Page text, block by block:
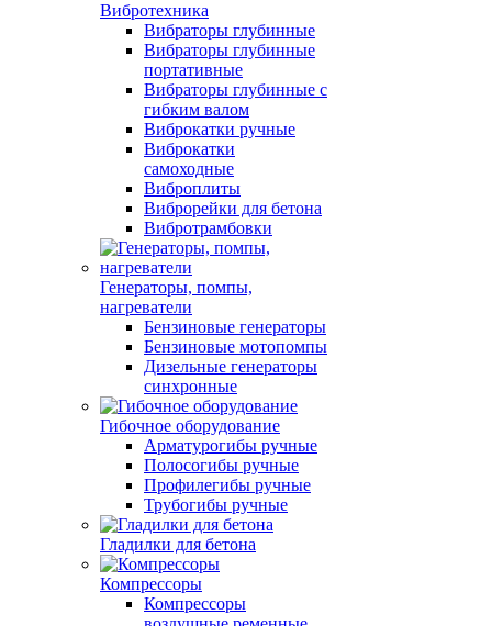
Вибротехника
Вибраторы глубинные
Вибраторы глубинные
портативные
Вибраторы глубинные с
гибким валом
Виброкатки ручные
Виброкатки
самоходные
Виброплиты
Виброрейки для бетона
Вибротрамбовки
Генераторы, помпы,
нагреватели
Бензиновые генераторы
Бензиновые мотопомпы
Дизельные генераторы
синхронные
Гибочное оборудование
Арматурогибы ручные
Полосогибы ручные
Профилегибы ручные
Трубогибы ручные
Гладилки для бетона
Компрессоры
Компрессоры